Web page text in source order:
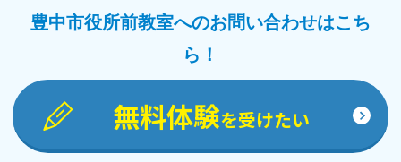
豊中市役所前教室へのお問い合わせはこち
ら！
無料体験を受けたい